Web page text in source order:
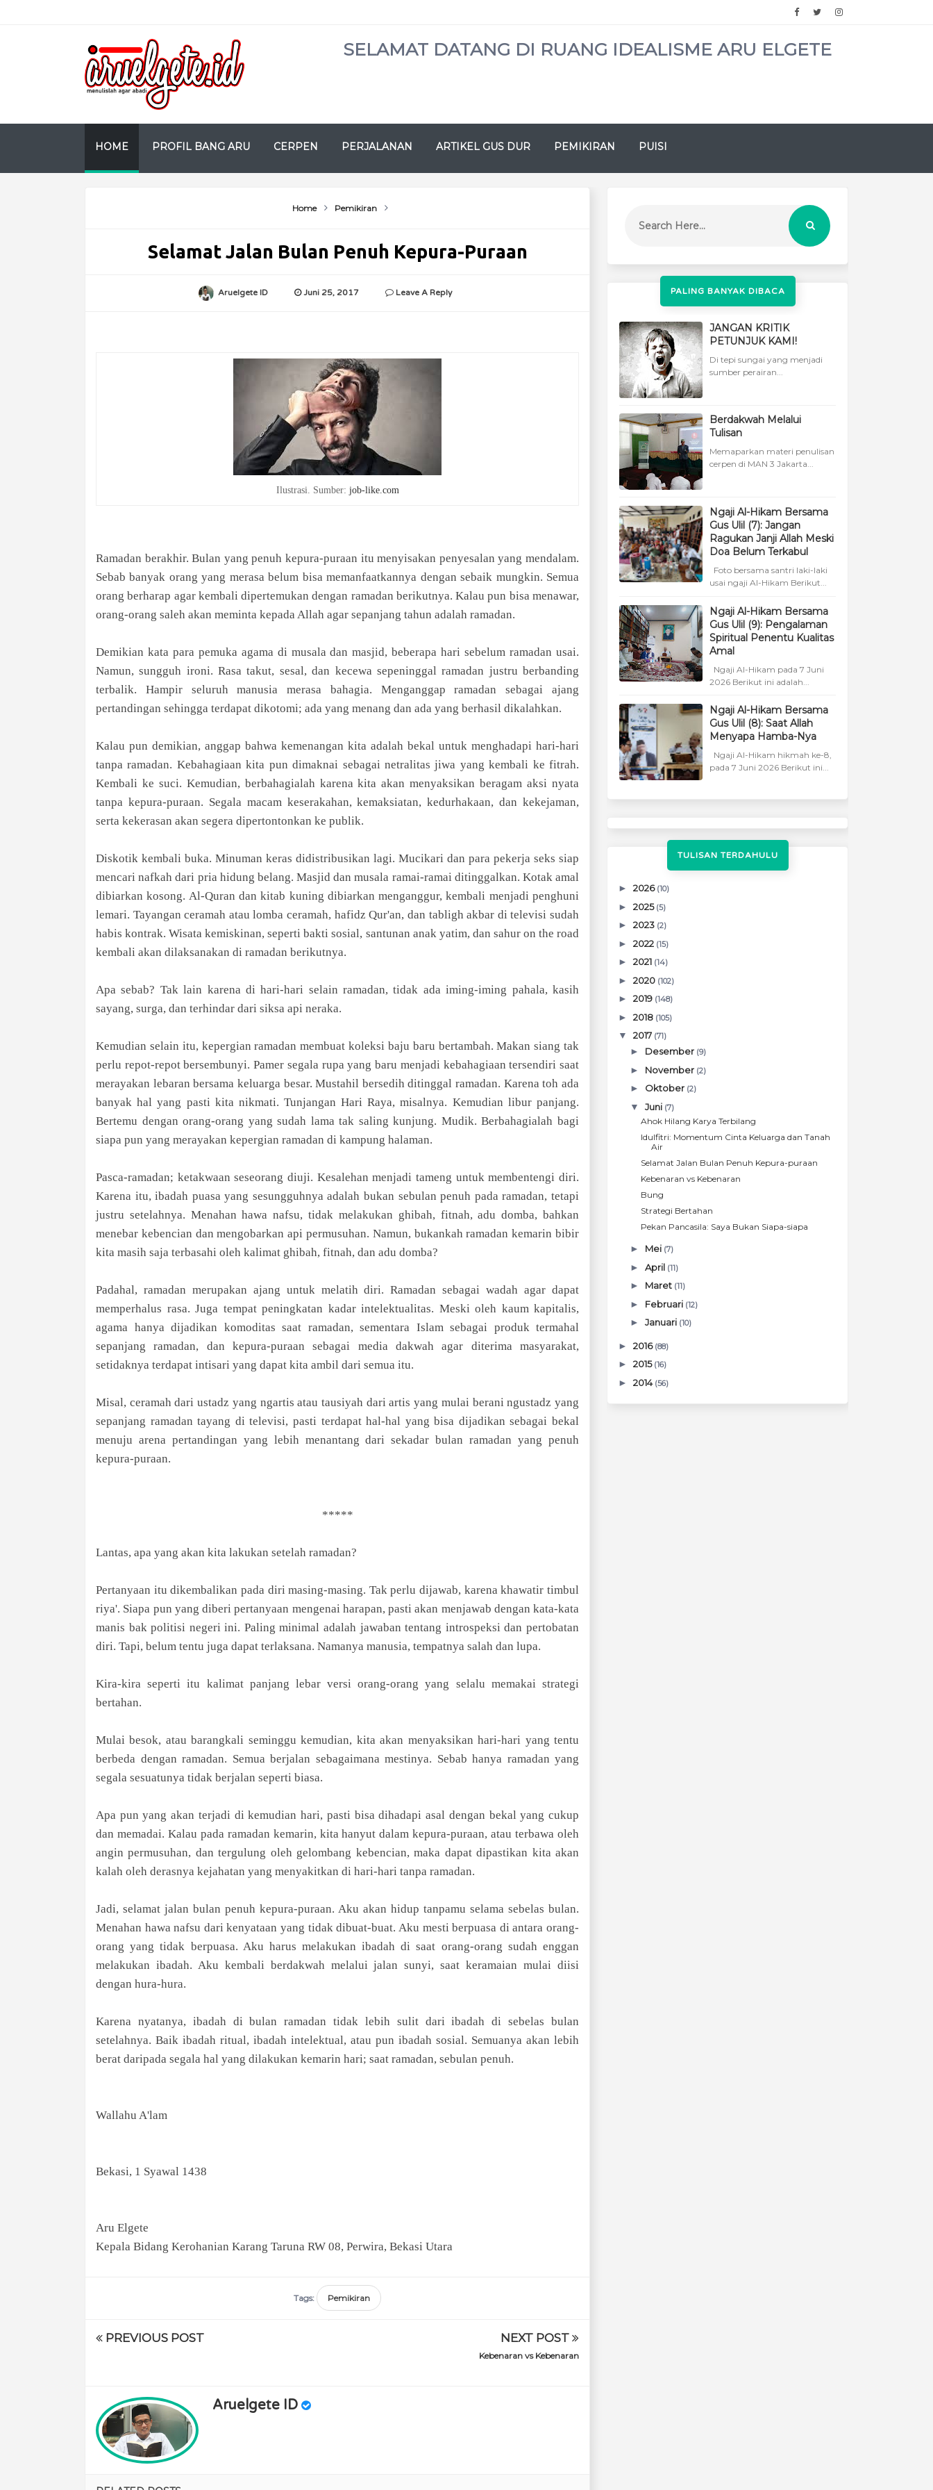
SELAMAT DATANG DI RUANG IDEALISME ARU ELGETE
HOME PROFIL BANG ARU CERPEN PERJALANAN ARTIKEL GUS DUR PEMIKIRAN PUISI
Home Pemikiran
Selamat Jalan Bulan Penuh Kepura-Puraan
Aruelgete ID Juni 25, 2017 Leave A Reply
Ilustrasi. Sumber: job-like.com
Ramadan berakhir. Bulan yang penuh kepura-puraan itu menyisakan penyesalan yang mendalam.
Sebab banyak orang yang merasa belum bisa memanfaatkannya dengan sebaik mungkin. Semua
orang berharap agar kembali dipertemukan dengan ramadan berikutnya. Kalau pun bisa menawar,
orang-orang saleh akan meminta kepada Allah agar sepanjang tahun adalah ramadan.
Demikian kata para pemuka agama di musala dan masjid, beberapa hari sebelum ramadan usai.
Namun, sungguh ironi. Rasa takut, sesal, dan kecewa sepeninggal ramadan justru berbanding
terbalik. Hampir seluruh manusia merasa bahagia. Menganggap ramadan sebagai ajang
pertandingan sehingga terdapat dikotomi; ada yang menang dan ada yang berhasil dikalahkan.
Kalau pun demikian, anggap bahwa kemenangan kita adalah bekal untuk menghadapi hari-hari
tanpa ramadan. Kebahagiaan kita pun dimaknai sebagai netralitas jiwa yang kembali ke fitrah.
Kembali ke suci. Kemudian, berbahagialah karena kita akan menyaksikan beragam aksi nyata
tanpa kepura-puraan. Segala macam keserakahan, kemaksiatan, kedurhakaan, dan kekejaman,
serta kekerasan akan segera dipertontonkan ke publik.
Diskotik kembali buka. Minuman keras didistribusikan lagi. Mucikari dan para pekerja seks siap
mencari nafkah dari pria hidung belang. Masjid dan musala ramai-ramai ditinggalkan. Kotak amal
dibiarkan kosong. Al-Quran dan kitab kuning dibiarkan menganggur, kembali menjadi penghuni
lemari. Tayangan ceramah atau lomba ceramah, hafidz Qur'an, dan tabligh akbar di televisi sudah
habis kontrak. Wisata kemiskinan, seperti bakti sosial, santunan anak yatim, dan sahur on the road
kembali akan dilaksanakan di ramadan berikutnya.
Apa sebab? Tak lain karena di hari-hari selain ramadan, tidak ada iming-iming pahala, kasih
sayang, surga, dan terhindar dari siksa api neraka.
Kemudian selain itu, kepergian ramadan membuat koleksi baju baru bertambah. Makan siang tak
perlu repot-repot bersembunyi. Pamer segala rupa yang baru menjadi kebahagiaan tersendiri saat
merayakan lebaran bersama keluarga besar. Mustahil bersedih ditinggal ramadan. Karena toh ada
banyak hal yang pasti kita nikmati. Tunjangan Hari Raya, misalnya. Kemudian libur panjang.
Bertemu dengan orang-orang yang sudah lama tak saling kunjung. Mudik. Berbahagialah bagi
siapa pun yang merayakan kepergian ramadan di kampung halaman.
Pasca-ramadan; ketakwaan seseorang diuji. Kesalehan menjadi tameng untuk membentengi diri.
Karena itu, ibadah puasa yang sesungguhnya adalah bukan sebulan penuh pada ramadan, tetapi
justru setelahnya. Menahan hawa nafsu, tidak melakukan ghibah, fitnah, adu domba, bahkan
menebar kebencian dan mengobarkan api permusuhan. Namun, bukankah ramadan kemarin bibir
kita masih saja terbasahi oleh kalimat ghibah, fitnah, dan adu domba?
Padahal, ramadan merupakan ajang untuk melatih diri. Ramadan sebagai wadah agar dapat
memperhalus rasa. Juga tempat peningkatan kadar intelektualitas. Meski oleh kaum kapitalis,
agama hanya dijadikan komoditas saat ramadan, sementara Islam sebagai produk termahal
sepanjang ramadan, dan kepura-puraan sebagai media dakwah agar diterima masyarakat,
setidaknya terdapat intisari yang dapat kita ambil dari semua itu.
Misal, ceramah dari ustadz yang ngartis atau tausiyah dari artis yang mulai berani ngustadz yang
sepanjang ramadan tayang di televisi, pasti terdapat hal-hal yang bisa dijadikan sebagai bekal
menuju arena pertandingan yang lebih menantang dari sekadar bulan ramadan yang penuh
kepura-puraan.
*****
Lantas, apa yang akan kita lakukan setelah ramadan?
Pertanyaan itu dikembalikan pada diri masing-masing. Tak perlu dijawab, karena khawatir timbul
riya'. Siapa pun yang diberi pertanyaan mengenai harapan, pasti akan menjawab dengan kata-kata
manis bak politisi negeri ini. Paling minimal adalah jawaban tentang introspeksi dan pertobatan
diri. Tapi, belum tentu juga dapat terlaksana. Namanya manusia, tempatnya salah dan lupa.
Kira-kira seperti itu kalimat panjang lebar versi orang-orang yang selalu memakai strategi
bertahan.
Mulai besok, atau barangkali seminggu kemudian, kita akan menyaksikan hari-hari yang tentu
berbeda dengan ramadan. Semua berjalan sebagaimana mestinya. Sebab hanya ramadan yang
segala sesuatunya tidak berjalan seperti biasa.
Apa pun yang akan terjadi di kemudian hari, pasti bisa dihadapi asal dengan bekal yang cukup
dan memadai. Kalau pada ramadan kemarin, kita hanyut dalam kepura-puraan, atau terbawa oleh
angin permusuhan, dan tergulung oleh gelombang kebencian, maka dapat dipastikan kita akan
kalah oleh derasnya kejahatan yang menyakitkan di hari-hari tanpa ramadan.
Jadi, selamat jalan bulan penuh kepura-puraan. Aku akan hidup tanpamu selama sebelas bulan.
Menahan hawa nafsu dari kenyataan yang tidak dibuat-buat. Aku mesti berpuasa di antara orang-
orang yang tidak berpuasa. Aku harus melakukan ibadah di saat orang-orang sudah enggan
melakukan ibadah. Aku kembali berdakwah melalui jalan sunyi, saat keramaian mulai diisi
dengan hura-hura.
Karena nyatanya, ibadah di bulan ramadan tidak lebih sulit dari ibadah di sebelas bulan
setelahnya. Baik ibadah ritual, ibadah intelektual, atau pun ibadah sosial. Semuanya akan lebih
berat daripada segala hal yang dilakukan kemarin hari; saat ramadan, sebulan penuh.
Wallahu A'lam
Bekasi, 1 Syawal 1438
Aru Elgete
Kepala Bidang Kerohanian Karang Taruna RW 08, Perwira, Bekasi Utara
Tags: Pemikiran
PREVIOUS POST NEXT POST
Kebenaran vs Kebenaran
Aruelgete ID
PALING BANYAK DIBACA
JANGAN KRITIK
PETUNJUK KAMI!
Di tepi sungai yang menjadi
sumber perairan...
Berdakwah Melalui
Tulisan
Memaparkan materi penulisan
cerpen di MAN 3 Jakarta...
Ngaji Al-Hikam Bersama
Gus Ulil (7): Jangan
Ragukan Janji Allah Meski
Doa Belum Terkabul
Foto bersama santri laki-laki
usai ngaji Al-Hikam Berikut...
Ngaji Al-Hikam Bersama
Gus Ulil (9): Pengalaman
Spiritual Penentu Kualitas
Amal
Ngaji Al-Hikam pada 7 Juni
2026 Berikut ini adalah...
Ngaji Al-Hikam Bersama
Gus Ulil (8): Saat Allah
Menyapa Hamba-Nya
Ngaji Al-Hikam hikmah ke-8,
pada 7 Juni 2026 Berikut ini...
TULISAN TERDAHULU
►2026 (10)
►2025 (5)
►2023 (2)
►2022 (15)
►2021 (14)
►2020 (102)
►2019 (148)
►2018 (105)
▼2017 (71)
► Desember (9)
► November (2)
► Oktober (2)
▼Juni (7)
Ahok Hilang Karya Terbilang
Idulfitri: Momentum Cinta Keluarga dan Tanah
Air
Selamat Jalan Bulan Penuh Kepura-puraan
Kebenaran vs Kebenaran
Bung
Strategi Bertahan
Pekan Pancasila: Saya Bukan Siapa-siapa
► Mei (7)
►April (11)
► Maret (11)
► Februari (12)
►Januari (10)
►2016 (88)
►2015 (16)
►2014 (56)